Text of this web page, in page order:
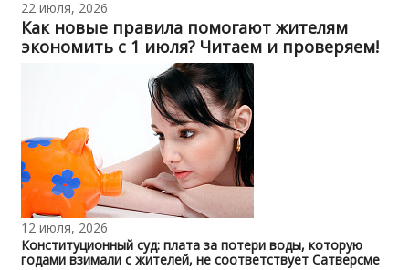
22 июля, 2026
Как новые правила помогают жителям
экономить с 1 июля? Читаем и проверяем!
12 июля, 2026
Конституционный суд: плата за потери воды, которую
годами взимали с жителей, не соответствует Сатверсме